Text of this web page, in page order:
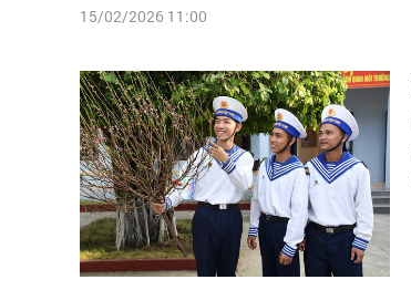
15/02/2026 11:00